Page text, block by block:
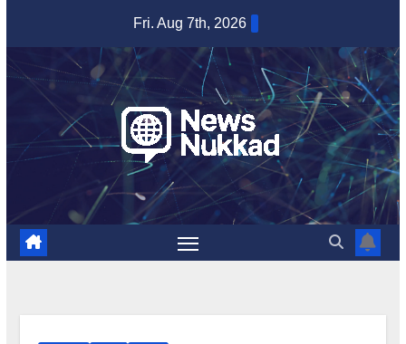
content
Fri. Aug 7th, 2026